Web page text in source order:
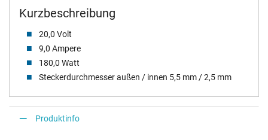
Kurzbeschreibung
20,0 Volt
9,0 Ampere
180,0 Watt
Steckerdurchmesser außen / innen 5,5 mm / 2,5 mm
Produktinfo